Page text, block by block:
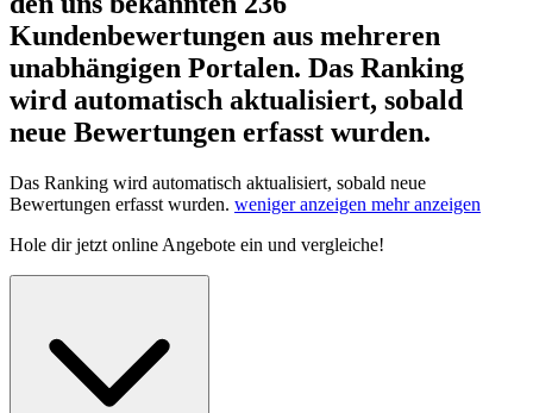
Kundenbewertungen aus mehreren
unabhängigen Portalen. Das Ranking
wird automatisch aktualisiert, sobald
neue Bewertungen erfasst wurden.
Das Ranking wird automatisch aktualisiert, sobald neue
Bewertungen erfasst wurden. weniger anzeigen mehr anzeigen
Hole dirjetzt online Angebote ein und vergleiche!